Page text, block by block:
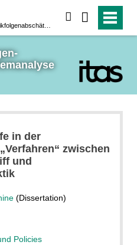
in der
zwischen
und
(Dissertation)
Policies